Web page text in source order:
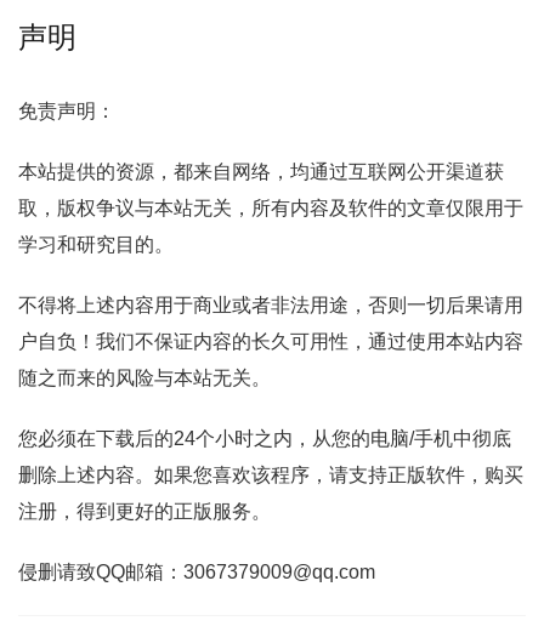
声明
免责声明：
本站提供的资源，都来自网络，均通过互联网公开渠道获
取，版权争议与本站无关，所有内容及软件的文章仅限用于
学习和研究目的。
不得将上述内容用于商业或者非法用途，否则一切后果请用
户自负！我们不保证内容的长久可用性，通过使用本站内容
随之而来的风险与本站无关。
您必须在下载后的24个小时之内，从您的电脑/手机中彻底
删除上述内容。如果您喜欢该程序，请支持正版软件，购买
注册，得到更好的正版服务。
侵删请致QQ邮箱：3067379009@qq.com